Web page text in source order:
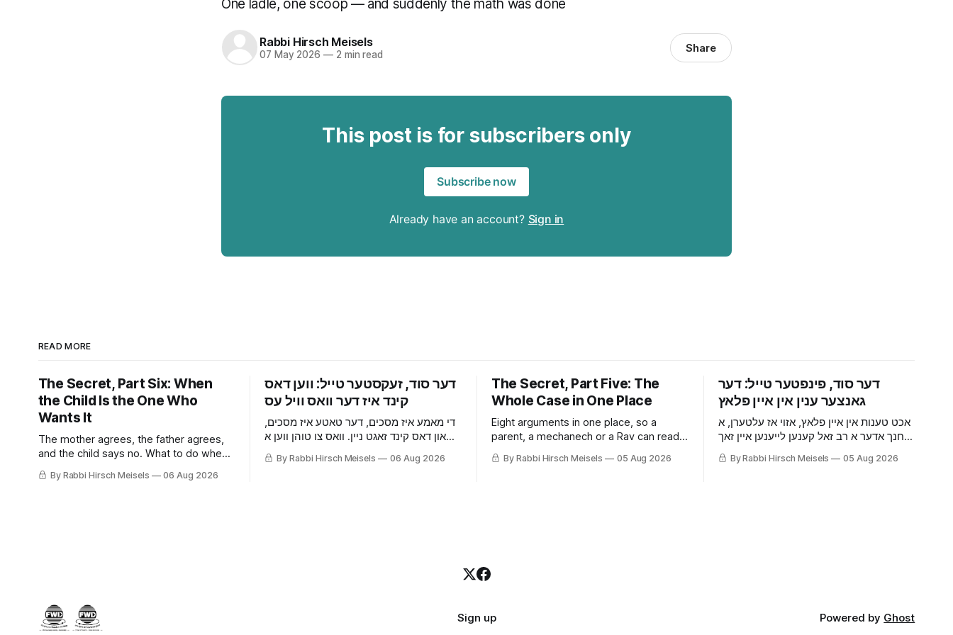
One ladle, one scoop — and suddenly the math was done
Rabbi Hirsch Meisels
07 May 2026 —2 min read Share
This post is for subscribers only
Subscribe now
Already have an account? Sign in
READ MORE
The Secret, Part Six: When
the Child Is the One Who
Wants It
The mother agrees, the father agrees,
and the child says no. What to do when
a nine-year-old wants it kept quiet, what
a Shabbaton gives that a doctor and a
By Rabbi Hirsch Meisels 06 Aug 2026
‫דער סוד, זעקסטער טייל: ווען דאס
קינד איז דער וואס וויל עס‬
די מאמע איז מסכים, דער טאטע איז מסכים,
און דאס קינד זאגט ניין. וואס צו טוהן ווען א
ניין־יאריגע מיידל וויל אז עס זאל בלייבן שטיל,
וואס א שבתון גיט וואס א דאקטער און
By Rabbi Hirsch Meisels 06 Aug 2026
The Secret, Part Five: The
Whole Case in One Place
Eight arguments in one place, so a
parent, a mechanech or a Rav can read
one thing instead of four. The boy in a
London yeshiva whose secret almost
By Rabbi Hirsch Meisels 05 Aug 2026
‫דער סוד, פינפטער טייל: דער
גאנצער ענין אין איין פלאץ‬
אכט טענות אין איין פלאץ, אזוי אז עלטערן, א
מחנך אדער א רב זאל קענען לייענען איין זאך
אנשטאט פיר. דער בחור אין א לאנדאנער
ישיבה וואס דער סוד האט אים כמעט
By Rabbi Hirsch Meisels 05 Aug 2026
Sign up Powered by Ghost